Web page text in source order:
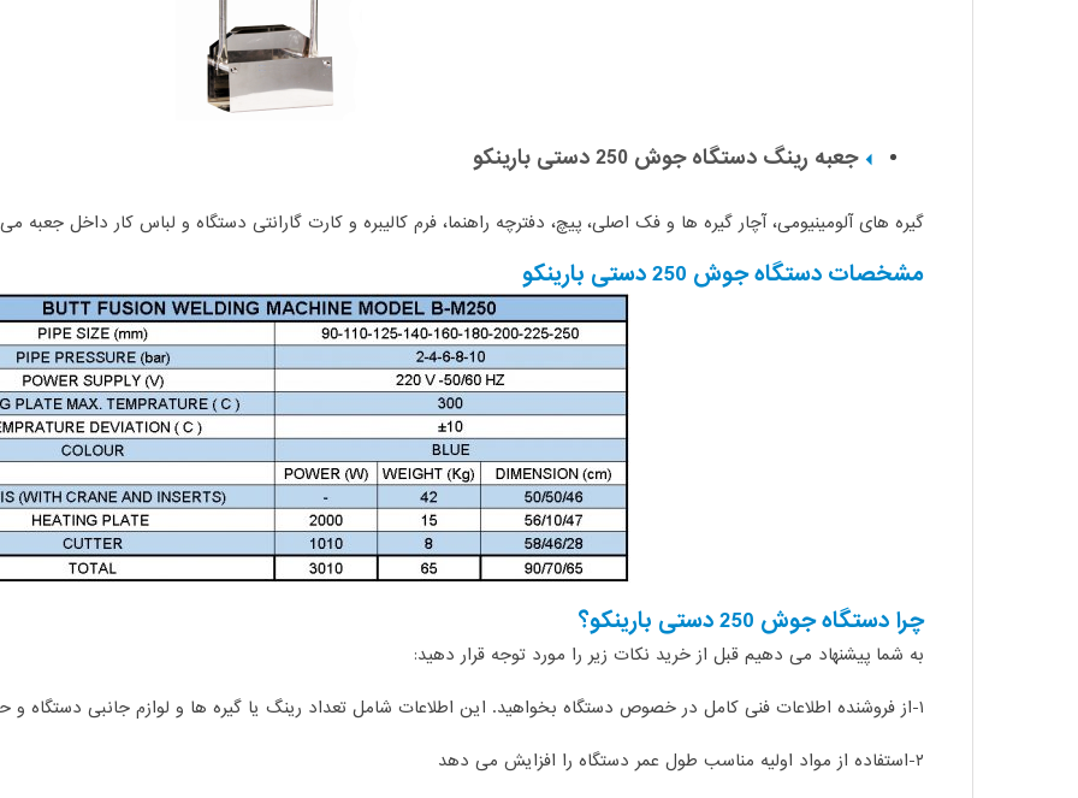
جعبه رینگ دستگاه جوش 250 دستی بارینکو
گیره های آلومینیومی، آچار گیره ها و فک اصلی، پیچ، دفترچه راهنما، فرم کالیبره و کارت گارانتی دستگاه و لباس کار داخل جعبه
مشخصات دستگاه جوش 250 دستی بارینکو
چرا دستگاه جوش 250 دستی بارینکو؟
به شما پیشنهاد می دهیم قبل از خرید نکات زیر را مورد توجه قرار دهید:
۱-از فروشنده اطلاعات فنی کامل در خصوص دستگاه بخواهید. این اطلاعات شامل تعداد رینگ یا گیره ها و لوازم جانبی دستگاه و حتی تصاویری از دستگاه می باشد.
۲-استفاده از مواد اولیه مناسب طول عمر دستگاه را افزایش می دهد